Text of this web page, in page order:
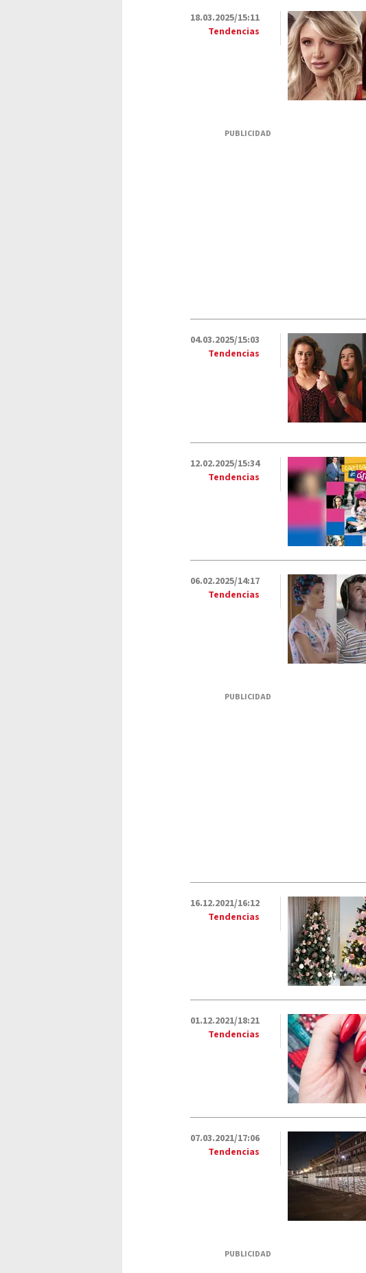
18.03.2025/15:11
Tendencias
PUBLICIDAD
04.03.2025/15:03
Tendencias
12.02.2025/15:34
Tendencias
06.02.2025/14:17
Tendencias
PUBLICIDAD
16.12.2021/16:12
Tendencias
01.12.2021/18:21
Tendencias
07.03.2021/17:06
Tendencias
PUBLICIDAD